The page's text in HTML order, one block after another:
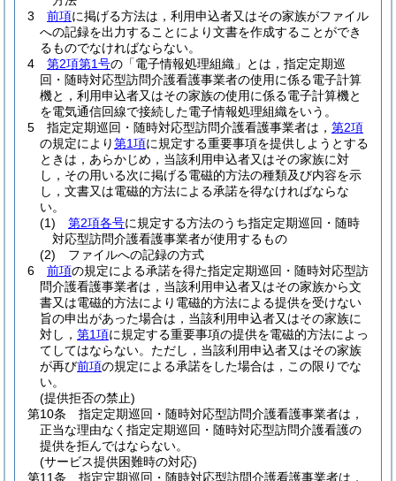
3
前項に掲げる方法は，利用申込者又はその家族がファイル
への記録を出力することにより文書を作成することができ
るものでなければならない。
4
第2項第1号の「電子情報処理組織」とは，指定定期巡
回・随時対応型訪問介護看護事業者の使用に係る電子計算
機と，利用申込者又はその家族の使用に係る電子計算機と
を電気通信回線で接続した電子情報処理組織をいう。
5
指定定期巡回・随時対応型訪問介護看護事業者は， 第2項
の規定により第1項に規定する重要事項を提供しようとする
ときは，あらかじめ，当該利用申込者又はその家族に対
し，その用いる次に掲げる電磁的方法の種類及び内容を示
し，文書又は電磁的方法による承諾を得なければならな
い。
(1)
第2項各号に規定する方法のうち指定定期巡回・随時
対応型訪問介護看護事業者が使用するもの
(2)
ファイルへの記録の方式
6
前項の規定による承諾を得た指定定期巡回・随時対応型訪
問介護看護事業者は，当該利用申込者又はその家族から文
書又は電磁的方法により電磁的方法による提供を受けない
旨の申出があった場合は，当該利用申込者又はその家族に
対し， 第1項に規定する重要事項の提供を電磁的方法によっ
てしてはならない。 ただし，当該利用申込者又はその家族
が再び前項の規定による承諾をした場合は，この限りでな
い。
(提供拒否の禁止)
第10条
指定定期巡回・随時対応型訪問介護看護事業者は，
正当な理由なく指定定期巡回・随時対応型訪問介護看護の
提供を拒んではならない。
(サービス提供困難時の対応)
第11条
指定定期巡回・随時対応型訪問介護看護事業者は，